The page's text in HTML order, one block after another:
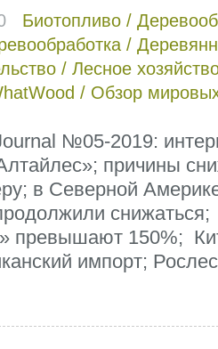
Биотопливо /
/
/ Лесное
/ Обзор
№05-2019:
причины
в Северной
превышают 150%;
импорт;